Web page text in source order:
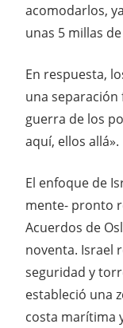
acomodarlos,
unas 5 millas
En respuesta,
una separación
guerra de los
aquí, ellos allá».
El enfoque de
mente- pronto
Acuerdos de
noventa. Israel
seguridad y
estableció una
costa marítima